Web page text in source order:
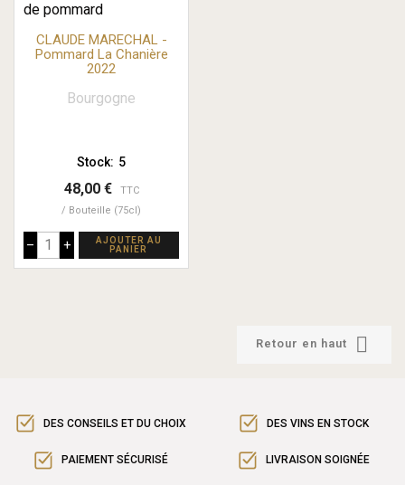
CLAUDE MARECHAL -
Pommard La Chanière
2022
Bourgogne
Stock: 5
48,00 €
TTC
Bouteille (75cl)
– +
AJOUTER AU
PANIER
Retour en haut 
DES CONSEILS ET DU CHOIX DES VINS EN STOCK
PAIEMENT SÉCURISÉ LIVRAISON SOIGNÉE